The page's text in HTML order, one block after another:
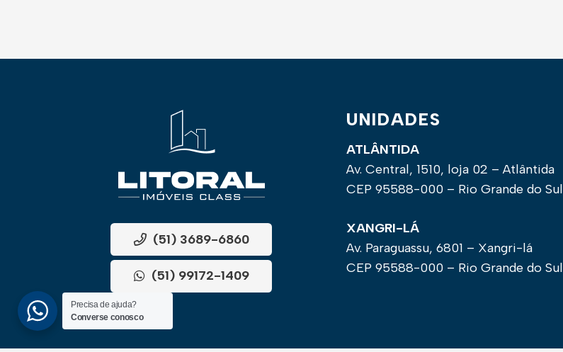
(51) 3689-6860
(51) 99172-1409
UNIDADES
ATLÂNTIDA
Av. Central, 1510, loja 02 – Atlântida
CEP 95588-000 – Rio Grande do Sul
XANGRI-LÁ
Av. Paraguassu, 6801 – Xangri-lá
CEP 95588-000 – Rio Grande do Sul
Precisa de ajuda?
Converse conosco